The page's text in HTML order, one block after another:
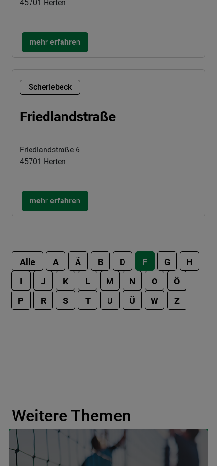
45701 Herten
mehr erfahren
Scherlebeck
Friedlandstraße
Friedlandstraße 6
45701 Herten
mehr erfahren
Alle A Ä B D F G
H
I
J K L M N O
Ö
P
R S T U Ü W Z
Weitere Themen